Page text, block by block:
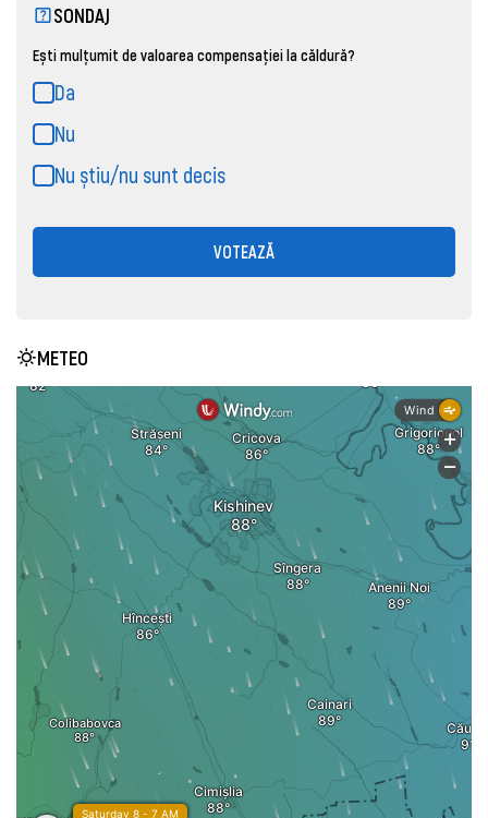
SONDAJ
Ești mulțumit de valoarea compensației la căldură?
Da
Nu
Nu știu/nu sunt decis
VOTEAZĂ
METEO